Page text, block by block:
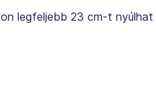
legfeljebb 23 cm-t nyúlhat